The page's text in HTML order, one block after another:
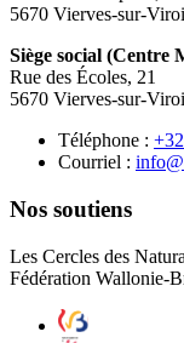
5670 Vierves-sur-
Siège social (Centre
Rue des Écoles, 21
5670 Vierves-sur-
Téléphone : 87
Courriel :
Nos soutiens
Les Cercles des
Fédération Wallonie-